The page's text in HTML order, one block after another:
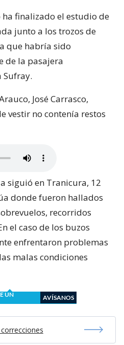
finalizado el estudio de
junto a los trozos de
que habría sido
de la pasajera
Sufray.
José Carrasco,
vestir no contenía restos
siguió en Tranicura, 12
donde fueron hallados
recorridos
el caso de los buzos
enfrentaron problemas
malas condiciones
UN
AVÍSANOS